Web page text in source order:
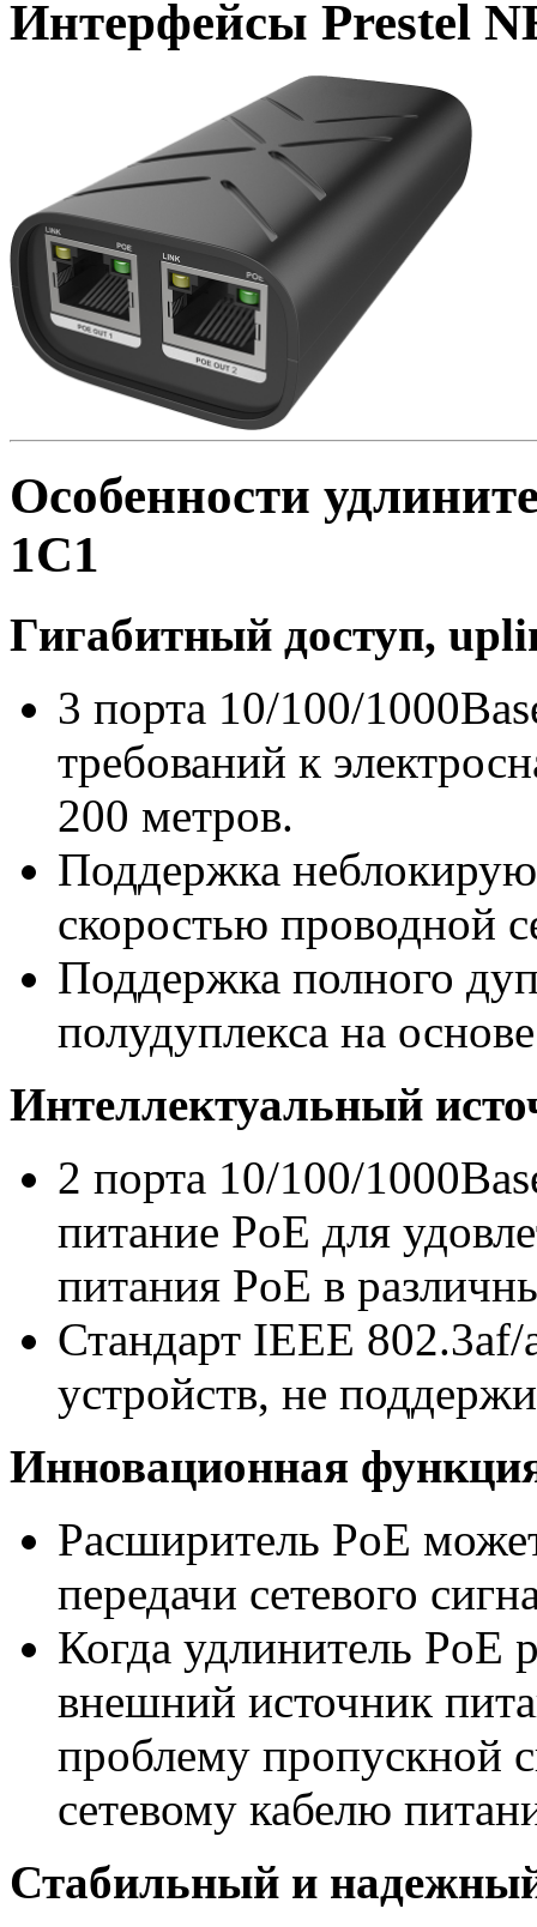
Интерфейсы Prestel
Особенности
1C1
Гигабитный доступ,
3 порта 10/100/
требований к
200 метров.
Поддержка
скоростью проводной
Поддержка полного
полудуплекса на
Интеллектуальный
2 порта 10/100/
питание PoE для
питания PoE в
Стандарт IEEE
устройств, не
Инновационная
Расширитель PoE
передачи сетевого
Когда удлинитель PoE
внешний источник
проблему пропускной
сетевому кабелю
Стабильный и